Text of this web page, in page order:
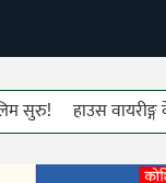
हाउस वायरीङ्ग